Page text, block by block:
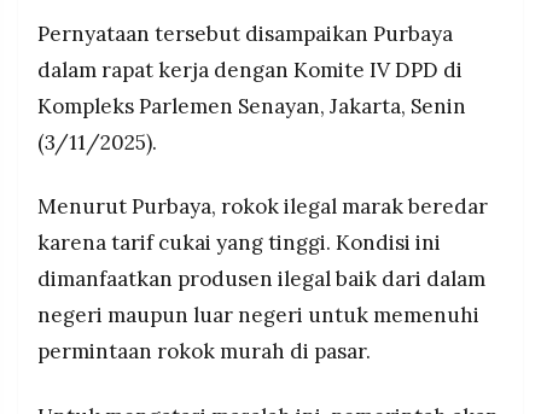
Pernyataan tersebut disampaikan Purbaya
dalam rapat kerja dengan Komite IV DPD di
Kompleks Parlemen Senayan, Jakarta, Senin
(3/11/2025).
Menurut Purbaya, rokok ilegal marak beredar
karena tarif cukai yang tinggi. Kondisi ini
dimanfaatkan produsen ilegal baik dari dalam
negeri maupun luar negeri untuk memenuhi
permintaan rokok murah di pasar.